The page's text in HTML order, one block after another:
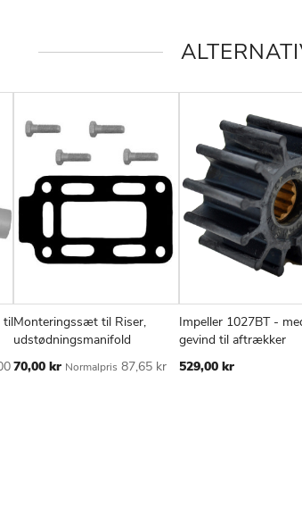
SAMMENLIGN
til
Læg i kurv
TILFØJ
ØNSKE
SAMMENLIGN
Monteringssæt til Riser,
udstødningsmanifold
Tilbudspris
70,00 kr Normalpris 87,65 kr
Læg i kurv
Impeller 1027BT -
gevind til aftrækker
529,00 kr